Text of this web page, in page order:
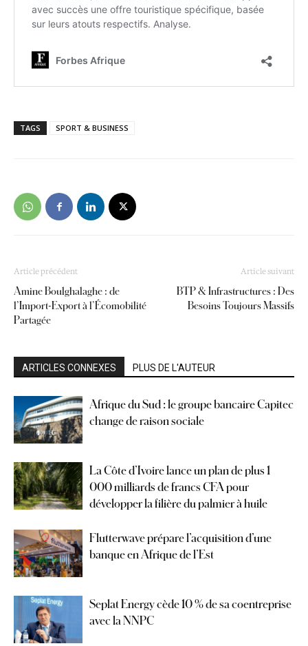
TAGS SPORT & BUSINESS
Article précédent
Amine Boulghalaghe : de
l’Import-Export à l’Écomobilité
Partagée
Article suivant
BTP & Infrastructures : Des
Besoins Toujours Massifs
ARTICLES CONNEXES PLUS DE L'AUTEUR
Afrique du Sud : le groupe bancaire Capitec
change de raison sociale
La Côte d’Ivoire lance un plan de plus 1
000 milliards de francs CFA pour
développer la filière du palmier à huile
Flutterwave prépare l’acquisition d’une
banque en Afrique de l’Est
Seplat Energy cède 10 % de sa coentreprise
avec la NNPC